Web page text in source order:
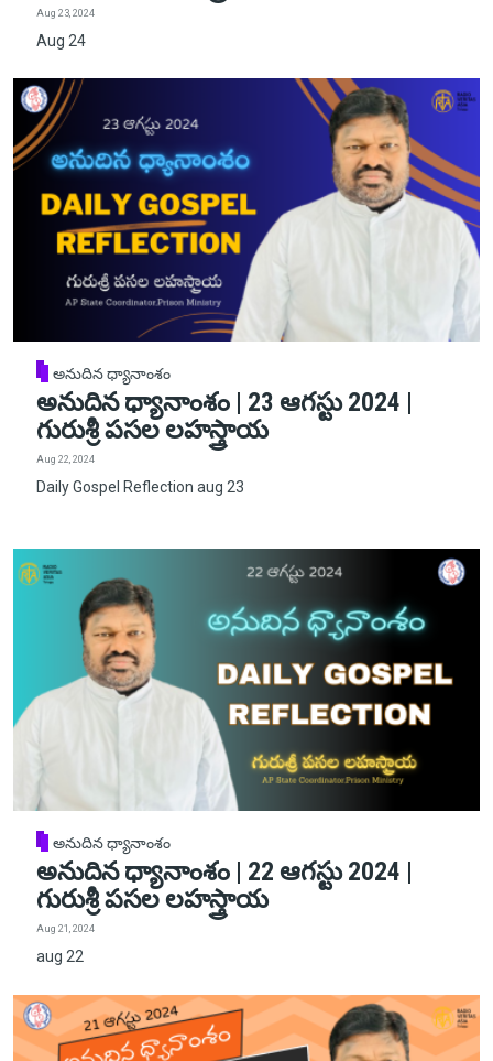
Aug 23, 2024
Aug 24
అనుదిన ధ్యానాంశం
అనుదిన ధ్యానాంశం | 23 ఆగస్టు 2024 |
గురుశ్రీ పసల లహస్త్రాయ
Aug 22, 2024
Daily Gospel Reflection aug 23
అనుదిన ధ్యానాంశం
అనుదిన ధ్యానాంశం | 22 ఆగస్టు 2024 |
గురుశ్రీ పసల లహస్త్రాయ
Aug 21, 2024
aug 22